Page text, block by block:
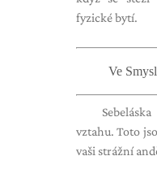
fyzické bytí.
Ve
vztahu. Toto
vaši strážní